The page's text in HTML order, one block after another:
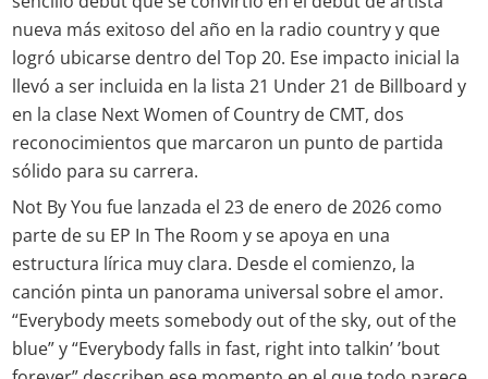
nueva más exitoso del año en la radio country y que
logró ubicarse dentro del Top 20. Ese impacto inicial la
llevó a ser incluida en la lista 21 Under 21 de Billboard y
en la clase Next Women of Country de CMT, dos
reconocimientos que marcaron un punto de partida
sólido para su carrera.
Not By You fue lanzada el 23 de enero de 2026 como
parte de su EP In The Room y se apoya en una
estructura lírica muy clara. Desde el comienzo, la
canción pinta un panorama universal sobre el amor.
“Everybody meets somebody out of the sky, out of the
blue” y “Everybody falls in fast, right into talkin’ ’bout